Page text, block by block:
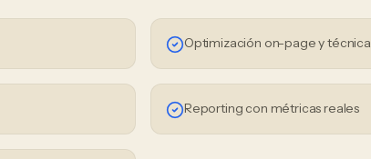
Optimización on-page y técnica
Reporting con métricas reales